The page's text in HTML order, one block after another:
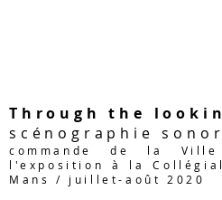
Through the
scénographie
commande de la
l'exposition à la
Mans / juillet-août 2020